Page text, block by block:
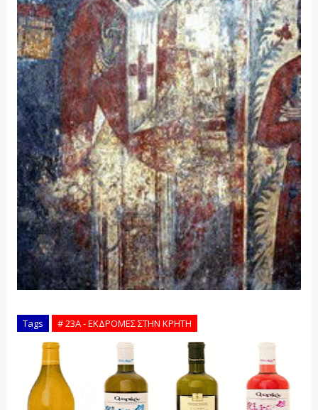
Tags # 23Α - ΕΚΔΡΟΜΕΣ ΣΤΗΝ ΚΡΗΤΗ